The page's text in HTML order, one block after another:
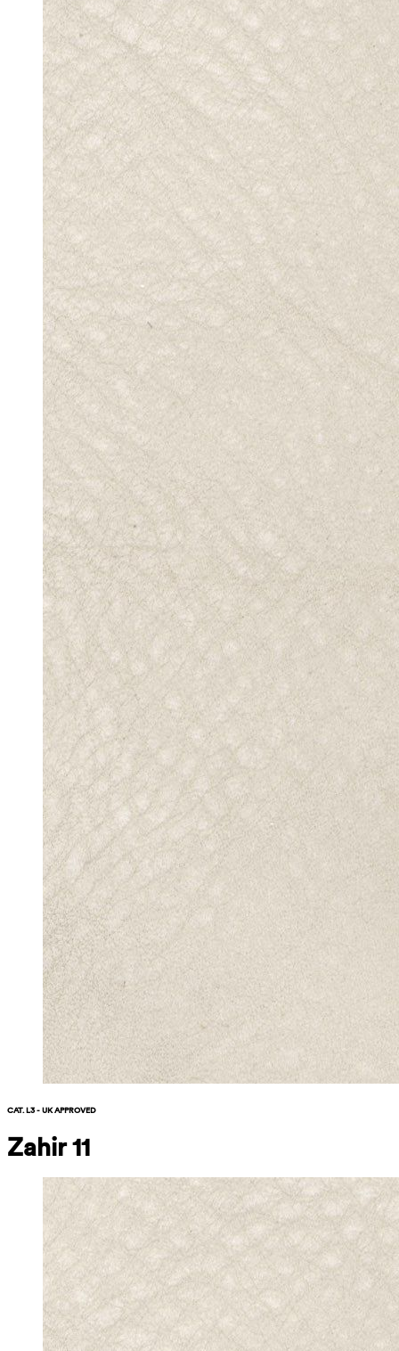
CAT. L3 - UK APPROVED
Zahir 11